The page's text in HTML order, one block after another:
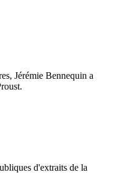
Jérémie Bennequin a
d'extraits de la